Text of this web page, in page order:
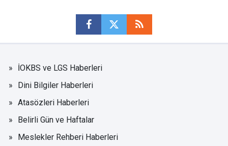
İOKBS ve LGS Haberleri
Dini Bilgiler Haberleri
Atasözleri Haberleri
Belirli Gün ve Haftalar
Meslekler Rehberi Haberleri